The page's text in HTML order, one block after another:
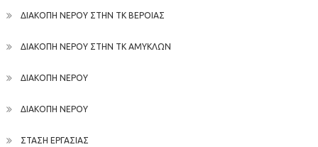
ΔΙΑΚΟΠΗ ΝΕΡΟΥ ΣΤΗΝ ΤΚ ΒΕΡΟΙΑΣ
ΔΙΑΚΟΠΗ ΝΕΡΟΥ ΣΤΗΝ ΤΚ ΑΜΥΚΛΩΝ
ΔΙΑΚΟΠΗ ΝΕΡΟΥ
ΔΙΑΚΟΠΗ ΝΕΡΟΥ
ΣΤΑΣΗ ΕΡΓΑΣΙΑΣ